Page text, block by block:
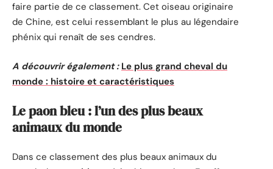
faire partie de ce classement. Cet oiseau originaire
de Chine, est celui ressemblant le plus au légendaire
phénix qui renaît de ses cendres.
A découvrir également : Le plus grand cheval du
monde : histoire et caractéristiques
Le paon bleu : l’un des plus beaux
animaux du monde
Dans ce classement des plus beaux animaux du